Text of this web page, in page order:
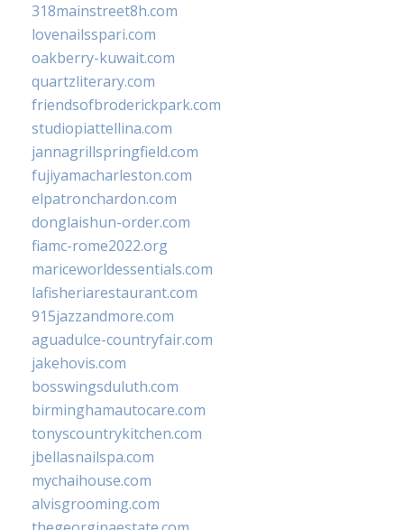
318mainstreet8h.com
lovenailsspari.com
oakberry-kuwait.com
quartzliterary.com
friendsofbroderickpark.com
studiopiattellina.com
jannagrillspringfield.com
fujiyamacharleston.com
elpatronchardon.com
donglaishun-order.com
fiamc-rome2022.org
mariceworldessentials.com
lafisheriarestaurant.com
915jazzandmore.com
aguadulce-countryfair.com
jakehovis.com
bosswingsduluth.com
birminghamautocare.com
tonyscountrykitchen.com
jbellasnailspa.com
mychaihouse.com
alvisgrooming.com